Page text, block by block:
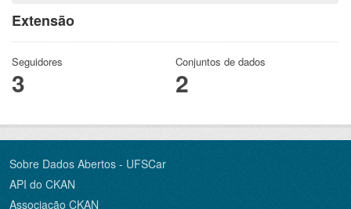
Extensão
Seguidores
3
Conjuntos de dados
2
Sobre Dados Abertos - UFSCar
API do CKAN
Associação CKAN